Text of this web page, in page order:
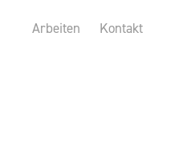
Arbeiten Kontakt